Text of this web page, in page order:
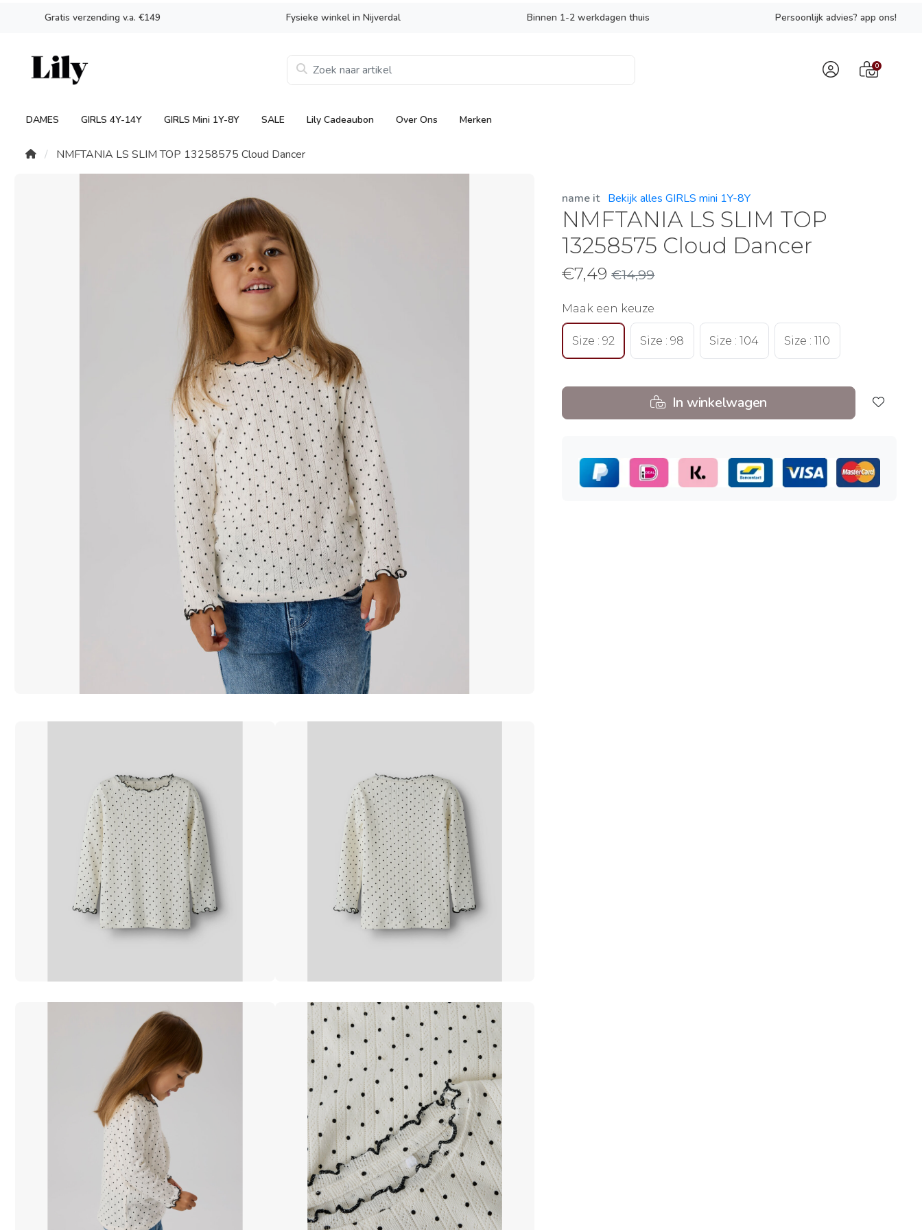
Gratis verzending v.a. €149 Fysieke winkel in Nijverdal Binnen 1-2 werkdagen thuis Persoonlijk advies? app ons!
0
DAMES GIRLS 4Y-14Y GIRLS Mini 1Y-8Y SALE Lily Cadeaubon Over Ons Merken
NMFTANIA LS SLIM TOP 13258575 Cloud Dancer
name it Bekijk alles GIRLS mini 1Y-8Y
NMFTANIA LS SLIM TOP
13258575 Cloud Dancer
€7,49€14,99
Maak een keuze
Size : 92 Size : 98 Size : 104 Size : 110
In winkelwagen